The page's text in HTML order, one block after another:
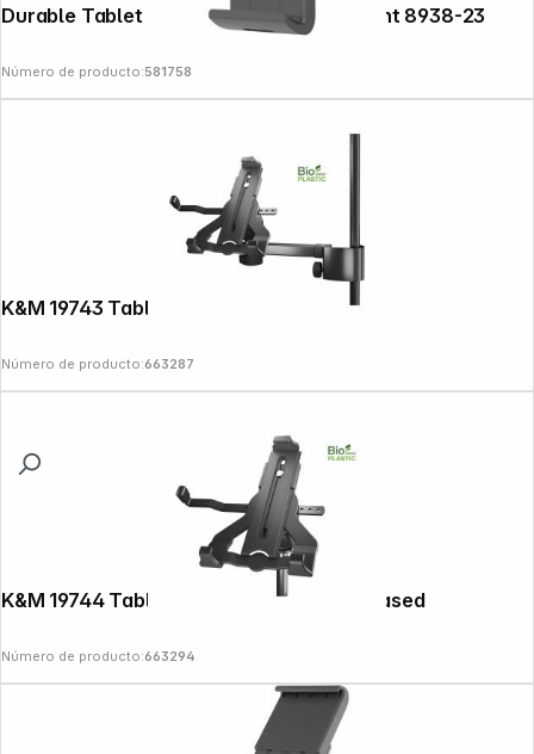
Durable Tablet Holder Wall XL Wall mount 8938-23
Número de producto:581758
K&M 19743 Tablet PC Holder Biobased
Número de producto:663287
K&M 19744 Tablet PC Stand Holder Biobased
Número de producto:663294